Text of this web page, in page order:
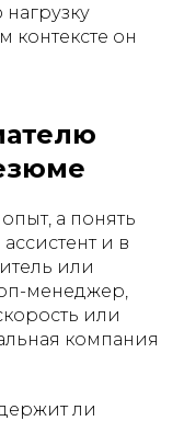
нагрузку
контексте он
а понять
и в
или
менеджер,
или
компания
ли